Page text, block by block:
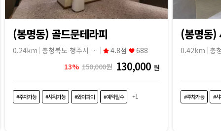
(봉명동) 골드문테라피
0.24km 충청북도 청주시 흥덕구 4.8점
688
13% 150,000원 130,000 원
#주차가능 #샤워가능 #와이파이 #예약필수 +1
(봉명동)
0.42km
#주차가능 #